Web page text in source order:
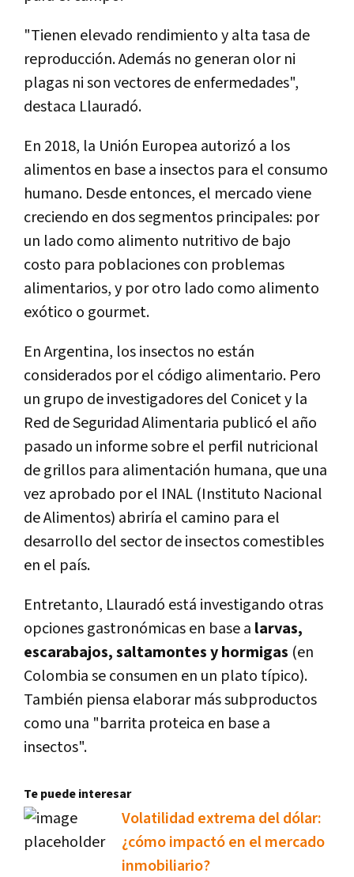
"Tienen elevado rendimiento y alta tasa de
reproducción. Además no generan olor ni
plagas ni son vectores de enfermedades",
destaca Llauradó.
En 2018, la Unión Europea autorizó a los
alimentos en base a insectos para el consumo
humano. Desde entonces, el mercado viene
creciendo en dos segmentos principales: por
un lado como alimento nutritivo de bajo
costo para poblaciones con problemas
alimentarios, y por otro lado como alimento
exótico o gourmet.
En Argentina, los insectos no están
considerados por el código alimentario. Pero
un grupo de investigadores del Conicet y la
Red de Seguridad Alimentaria publicó el año
pasado un informe sobre el perfil nutricional
de grillos para alimentación humana, que una
vez aprobado por el INAL (Instituto Nacional
de Alimentos) abriría el camino para el
desarrollo del sector de insectos comestibles
en el país.
Entretanto, Llauradó está investigando otras
opciones gastronómicas en base a larvas,
escarabajos, saltamontes y hormigas (en
Colombia se consumen en un plato típico).
También piensa elaborar más subproductos
como una "barrita proteica en base a
insectos".
Te puede interesar
Volatilidad extrema del dólar:
¿cómo impactó en el mercado
inmobiliario?